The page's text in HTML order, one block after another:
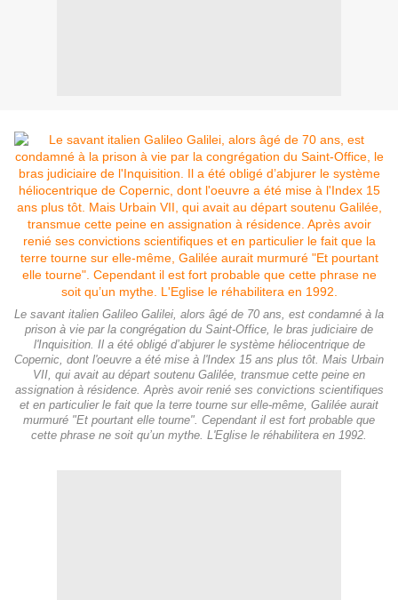
Le savant italien Galileo Galilei, alors âgé de 70 ans, est condamné à la
prison à vie par la congrégation du Saint-Office, le bras judiciaire de
l'Inquisition. Il a été obligé d’abjurer le système héliocentrique de
Copernic, dont l'oeuvre a été mise à l'Index 15 ans plus tôt. Mais Urbain
VII, qui avait au départ soutenu Galilée, transmue cette peine en
assignation à résidence. Après avoir renié ses convictions scientifiques
et en particulier le fait que la terre tourne sur elle-même, Galilée aurait
murmuré "Et pourtant elle tourne". Cependant il est fort probable que
cette phrase ne soit qu’un mythe. L'Eglise le réhabilitera en 1992.